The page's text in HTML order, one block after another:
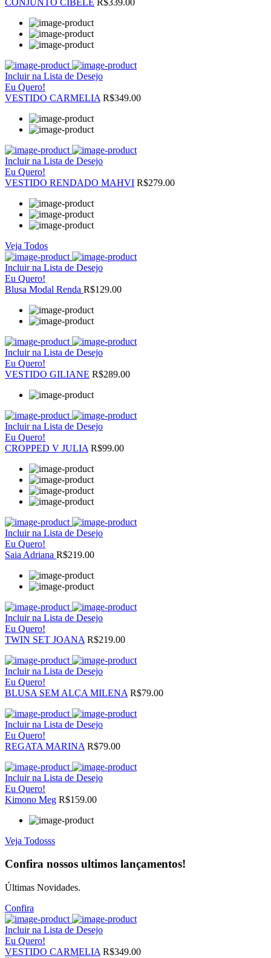
Incluir na Lista de Desejo
Eu Quero!
VESTIDO CARMELIA R$349.00
Incluir na Lista de Desejo
Eu Quero!
VESTIDO RENDADO MAHVI R$279.00
Veja Todos
Incluir na Lista de Desejo
Eu Quero!
Blusa Modal Renda R$129.00
Incluir na Lista de Desejo
Eu Quero!
VESTIDO GILIANE R$289.00
Incluir na Lista de Desejo
Eu Quero!
CROPPED V JULIA R$99.00
Incluir na Lista de Desejo
Eu Quero!
Saia Adriana R$219.00
Incluir na Lista de Desejo
Eu Quero!
TWIN SET JOANA R$219.00
Incluir na Lista de Desejo
Eu Quero!
BLUSA SEM ALÇA MILENA R$79.00
Incluir na Lista de Desejo
Eu Quero!
REGATA MARINA R$79.00
Incluir na Lista de Desejo
Eu Quero!
Kimono Meg R$159.00
Veja Todosss
Confira nossos ultimos lançamentos!
Últimas Novidades.
Confira
Incluir na Lista de Desejo
Eu Quero!
VESTIDO CARMELIA R$349.00